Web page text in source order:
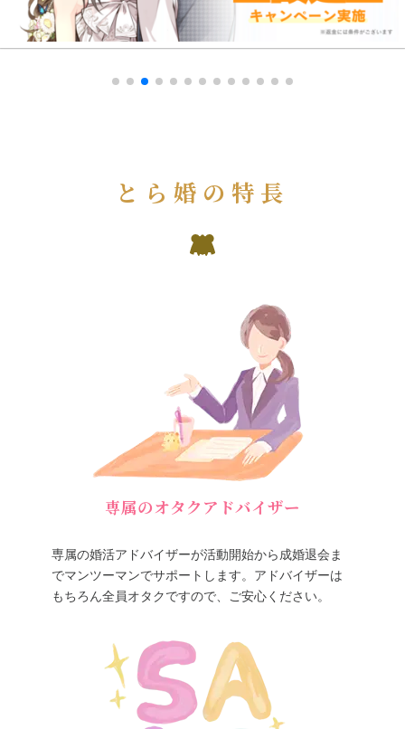
とら婚の特長
専属のオタクアドバイザー
専属の婚活アドバイザーが活動開始から成婚退会ま
でマンツーマンでサポートします。アドバイザーは
もちろん全員オタクですので、ご安心ください。